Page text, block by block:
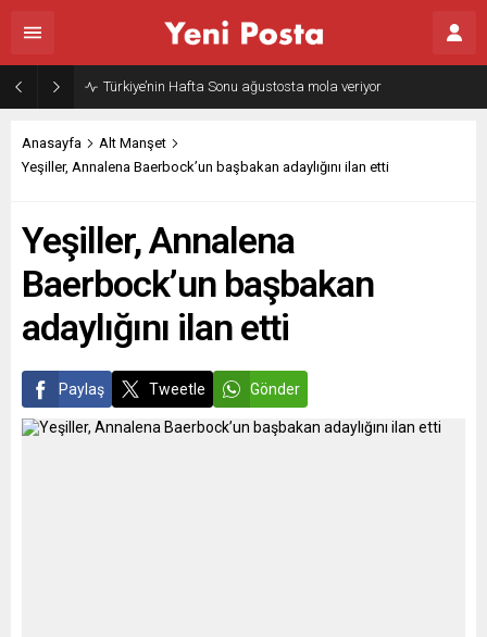
Türkiye’nin Hafta Sonu ağustosta mola veriyor
Anasayfa
Alt Manşet
Yeşiller, Annalena Baerbock’un başbakan adaylığını ilan etti
Yeşiller, Annalena
Baerbock’un başbakan
adaylığını ilan etti
Paylaş Tweetle Gönder